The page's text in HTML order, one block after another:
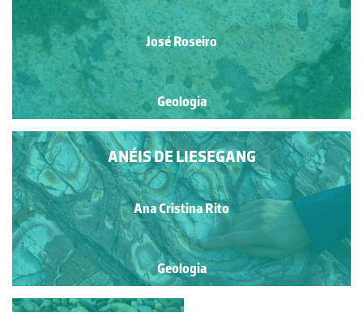
José Roseiro
Geologia
ANÉIS DE LIESEGANG
Ana Cristina Rito
Geologia